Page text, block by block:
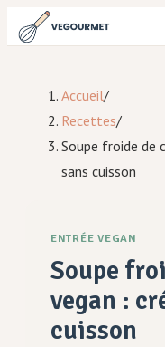
Accueil/
Recettes/
Soupe froide de
sans cuisson
ENTRÉE VEGAN
Soupe
vegan :
cuisson